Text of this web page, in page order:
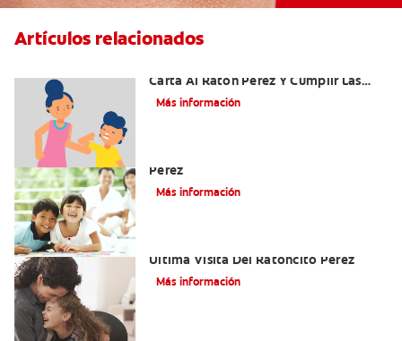
Artículos relacionados
Carta Al Ratón Pérez Y Cumplir Las
Fantasías De Su Hijo/A
Más información
Pérez
Más información
Última Visita Del Ratoncito Pérez
Más información